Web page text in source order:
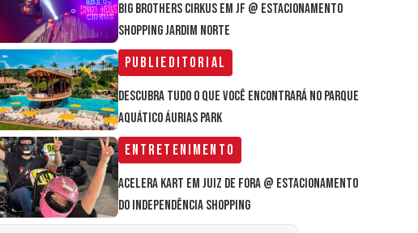
Big Brothers Cirkus em JF @ estacionamento
Shopping Jardim Norte
Publieditorial
Descubra tudo o que você encontrará no parque
aquático Áurias Park
Entretenimento
Acelera Kart em Juiz de Fora @ estacionamento
do Independência Shopping